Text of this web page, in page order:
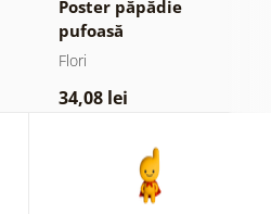
Poster păpădie
pufoasă
Flori
34,08 lei